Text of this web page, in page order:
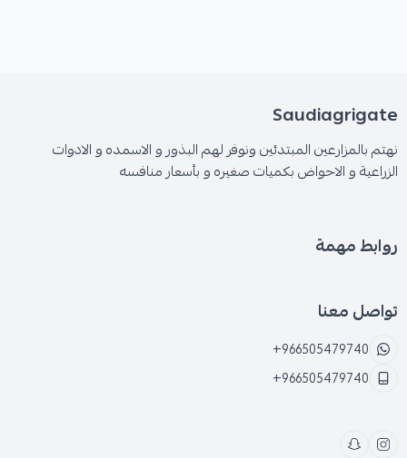
Saudiagrigate
نهتم بالمزارعين المبتدئين ونوفر لهم البذور و الاسمده و الادوات
الزراعية و الاحواض بكميات صغيره و بأسعار منافسه
روابط مهمة
تواصل معنا
+966505479740
+966505479740